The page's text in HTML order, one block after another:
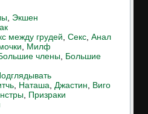
Экшен
между грудей Секс Анал
Милф
члены Большие
Наташа Джастин
Виго
Призраки